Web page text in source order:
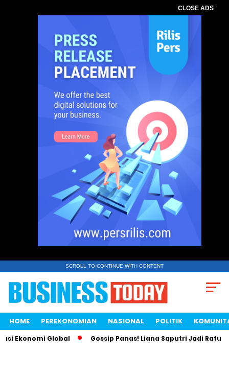
CLOSE ADS
SCROLL TO CONTINUE WITH CONTENT
HOME PEREKONOMIAN NASIONAL POLITIK
Global Gossip Panas! Liana Saputri Jadi Ratu